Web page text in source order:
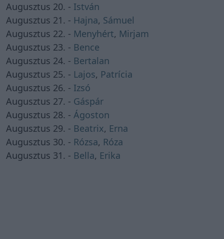
Augusztus 20. - István
Augusztus 21. - Hajna, Sámuel
Augusztus 22. - Menyhért, Mirjam
Augusztus 23. - Bence
Augusztus 24. - Bertalan
Augusztus 25. - Lajos, Patrícia
Augusztus 26. - Izsó
Augusztus 27. - Gáspár
Augusztus 28. - Ágoston
Augusztus 29. - Beatrix, Erna
Augusztus 30. - Rózsa, Róza
Augusztus 31. - Bella, Erika